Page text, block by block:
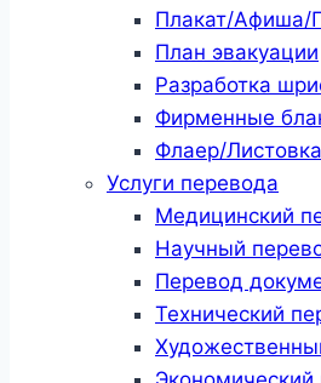
Плакат/Афиша/
План эвакуации
Разработка
Фирменные
Флаер/Листовка
Услуги перевода
Медицинский
Научный
Перевод
Технический